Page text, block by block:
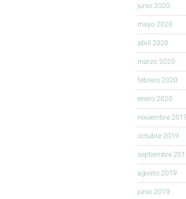
junio 2020
mayo 2020
abril 2020
marzo 2020
febrero 2020
enero 2020
noviembre
octubre 2019
septiembre
agosto 2019
junio 2019